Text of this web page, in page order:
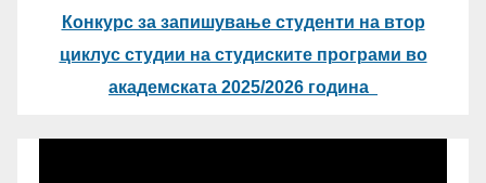
Конкурс за запишување студенти на втор
циклус студии на студиските програми во
академската 2025/2026 година